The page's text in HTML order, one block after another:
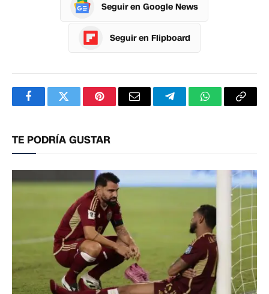
Seguir en Google News
Seguir en Flipboard
FacebookTwitterPinterestCorreoTelegramWhatsApp
TE PODRÍA GUSTAR